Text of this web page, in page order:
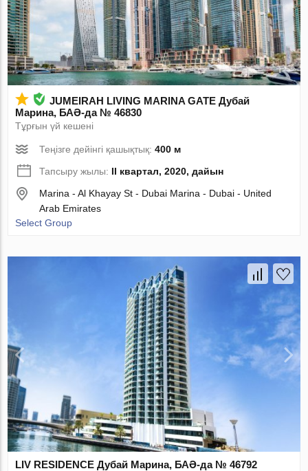
JUMEIRAH LIVING MARINA GATE Дубай
Марина, БАӘ-да № 46830
Тұрғын үй кешені
Теңізге дейінгі қашықтық:400 м
Тапсыру жылы: II квартал, 2020, дайын
Marina - Al Khayay St - Dubai Marina - Dubai - United
Arab Emirates
Select Group
LIV RESIDENCE Дубай Марина, БАӘ-да № 46792